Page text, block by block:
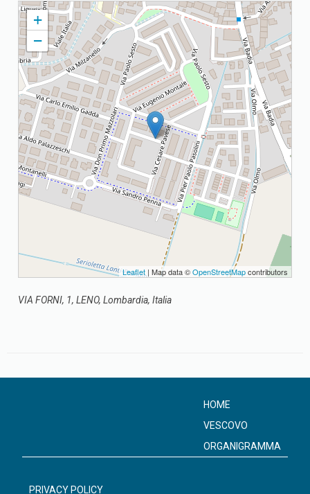
CASTELLETTO DI LENO PARROCCHIA TRASFIGURAZIONE DI
NOSTRO SIGNORE
+
−
Leaflet | Map data ©OpenStreetMapcontributors
VIA FORNI, 1, LENO, Lombardia, Italia
HOME
VESCOVO
ORGANIGRAMMA
PRIVACY POLICY